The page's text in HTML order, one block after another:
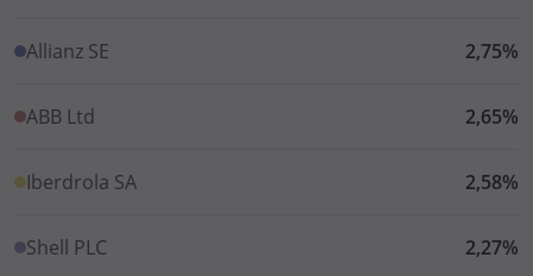
Allianz SE 2,75%
ABB Ltd 2,65%
Iberdrola SA 2,58%
Shell PLC 2,27%